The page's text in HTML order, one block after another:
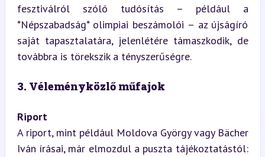
fesztiválról szóló tudósítás – például a
*Népszabadság* olimpiai beszámolói – az újságíró
saját tapasztalatára, jelenlétére támaszkodik, de
továbbra is törekszik a tényszerűségre.
3. Véleményközlő műfajok
Riport
A riport, mint például Moldova György vagy Bächer
Iván írásai, már elmozdul a puszta tájékoztatástól: